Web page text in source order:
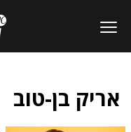
אריק בן-טוב